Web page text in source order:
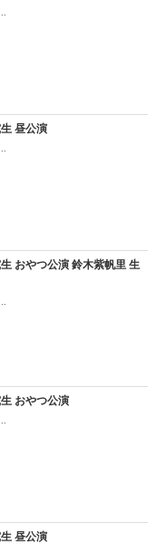
昼公演
おやつ公演 鈴木紫帆里 生
おやつ公演
昼公演